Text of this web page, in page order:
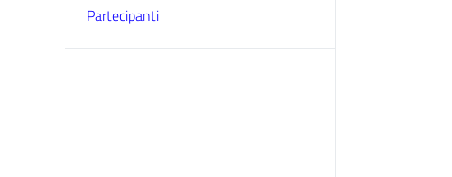
Partecipanti